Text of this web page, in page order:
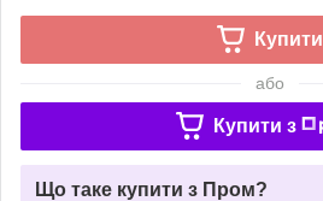
Купити
або
Купити з
Що таке купити з Пром?